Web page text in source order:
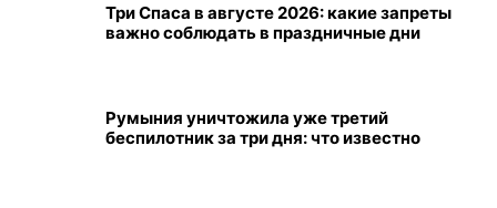
Три Спаса в августе 2026: какие запреты
важно соблюдать в праздничные дни
Румыния уничтожила уже третий
беспилотник за три дня: что известно